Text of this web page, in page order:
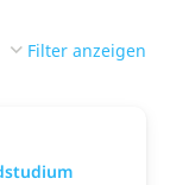
Filter anzeigen